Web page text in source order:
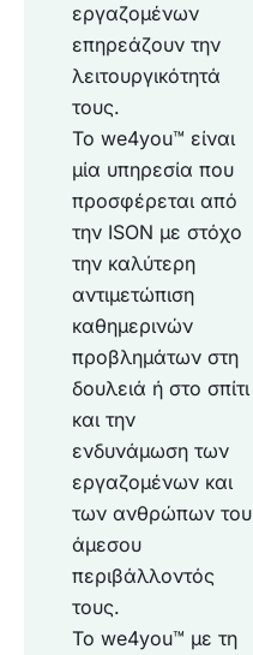
εργαζομένων
επηρεάζουν την
λειτουργικότητά
τους.
Το we4you™ είναι
μία υπηρεσία που
προσφέρεται από
την ISON με στόχο
την καλύτερη
αντιμετώπιση
καθημερινών
προβλημάτων στη
δουλειά ή στο σπίτι
και την
ενδυνάμωση των
εργαζομένων και
των ανθρώπων του
άμεσου
περιβάλλοντός
τους.
Το we4you™ με τη